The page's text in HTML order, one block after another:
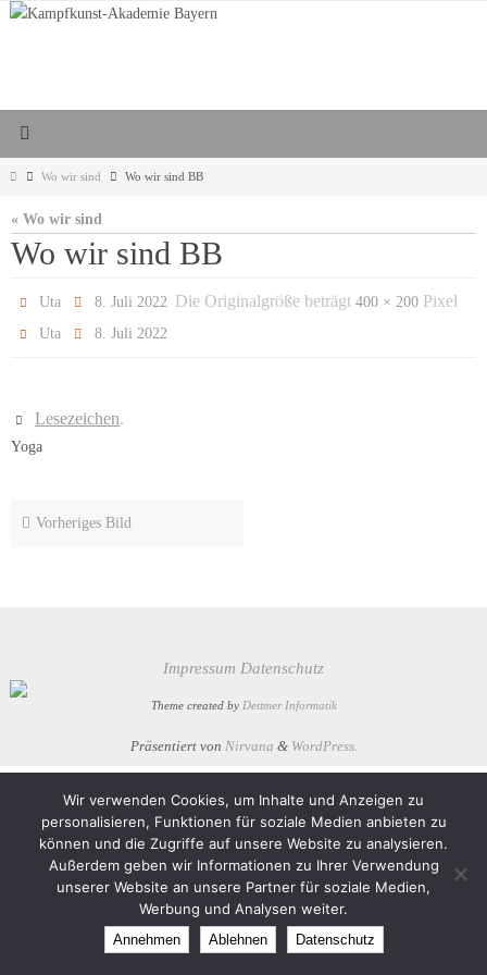
Zum
StartWo wir sind Wo wir sind BB
« Wo wir sind
Wo wir sind BB
Uta 8. Juli 2022 Die Originalgröße beträgt 400 × 200Pixel
Uta 8. Juli 2022
Lesezeichen.
Yoga
Vorheriges Bild
Impressum Datenschutz
Theme created by Dettmer Informatik
Präsentiert von Nirvana & WordPress.
Wir verwenden Cookies, um Inhalte und Anzeigen zu
personalisieren, Funktionen für soziale Medien anbieten zu
können und die Zugriffe auf unsere Website zu analysieren.
Außerdem geben wir Informationen zu Ihrer Verwendung
unserer Website an unsere Partner für soziale Medien,
Werbung und Analysen weiter.
Annehmen Ablehnen Datenschutz